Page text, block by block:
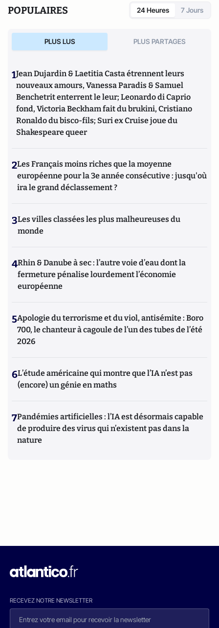
POPULAIRES 24 Heures 7 Jours
PLUS LUS PLUS PARTAGES
1Jean Dujardin & Laetitia Casta étrennent leurs
nouveaux amours, Vanessa Paradis & Samuel
Benchetrit enterrent le leur; Leonardo di Caprio
fond, Victoria Beckham fait du brukini, Cristiano
Ronaldo du bisco-fils; Suri ex Cruise joue du
Shakespeare queer
2Les Français moins riches que la moyenne
européenne pour la 3e année consécutive : jusqu'où
ira le grand déclassement ?
3Les villes classées les plus malheureuses du
monde
4Rhin & Danube à sec : l’autre voie d’eau dont la
fermeture pénalise lourdement l’économie
européenne
5Apologie du terrorisme et du viol, antisémite : Boro
700, le chanteur à cagoule de l’un des tubes de l’été
2026
6L’étude américaine qui montre que l’IA n’est pas
(encore) un génie en maths
7Pandémies artificielles : l’IA est désormais capable
de produire des virus qui n’existent pas dans la
nature
RECEVEZ NOTRE NEWSLETTER